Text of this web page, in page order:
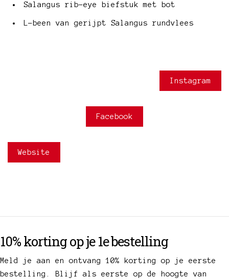
Salangus rib-eye biefstuk met bot
L-been van gerijpt Salangus rundvlees
Instagram
Facebook
Website
10% korting op je 1e bestelling
Meld je aan en ontvang 10% korting op je eerste
bestelling. Blijf als eerste op de hoogte van